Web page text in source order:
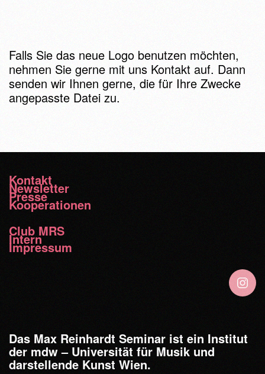
Falls Sie das neue Logo benutzen möchten,
nehmen Sie gerne mit uns Kontakt auf. Dann
senden wir Ihnen gerne, die für Ihre Zwecke
angepasste Datei zu.
Kontakt
Newsletter
Presse
Kooperationen
Club MRS
Intern
Impressum
Das Max Reinhardt Seminar ist ein Institut
der mdw – Universität für Musik und
darstellende Kunst Wien.